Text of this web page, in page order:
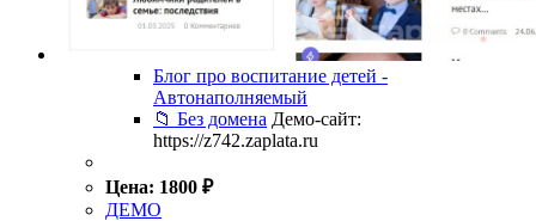
Блог про воспитание детей -
Автонаполняемый
📁 Без домена Демо-сайт:
https://z742.zaplata.ru
Цена: 1800 ₽
ДЕМО